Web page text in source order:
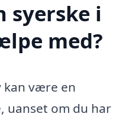
syerske i
med?
kan være en
uanset om du har